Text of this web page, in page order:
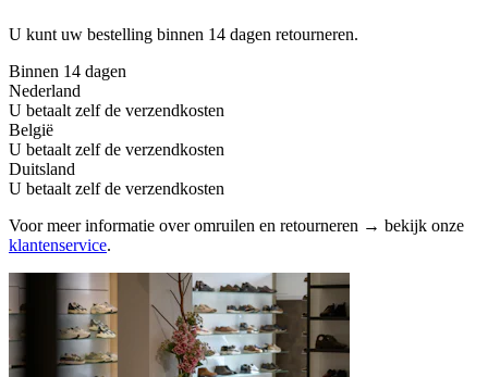
U kunt uw bestelling binnen 14 dagen retourneren.
Binnen 14 dagen
Nederland
U betaalt zelf de verzendkosten
België
U betaalt zelf de verzendkosten
Duitsland
U betaalt zelf de verzendkosten
Voor meer informatie over omruilen en retourneren → bekijk onze
klantenservice.